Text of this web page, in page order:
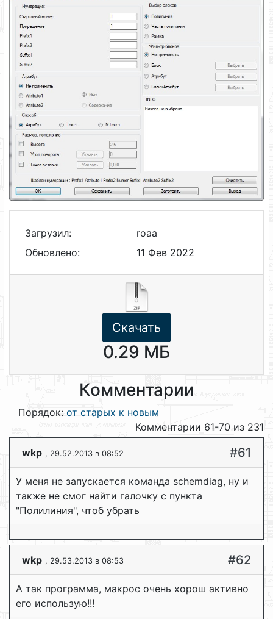
Загрузил:
roaa
Обновлено:
11 Фев 2022
Скачать
0.29 МБ
Комментарии
Порядок: от старых к новым
Комментарии 61-70 из 231
wkp , 29.52.2013 в 08:52 #61
У меня не запускается команда schemdiag, ну и
также не смог найти галочку с пункта
"Полилиния", чтоб убрать
wkp , 29.53.2013 в 08:53 #62
А так программа, макрос очень хорош активно
его использую!!!